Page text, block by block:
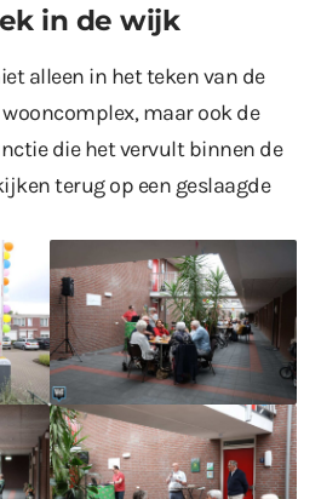
in de wijk
alleen in het teken van de
maar ook de
die het vervult binnen de
terug op een geslaagde